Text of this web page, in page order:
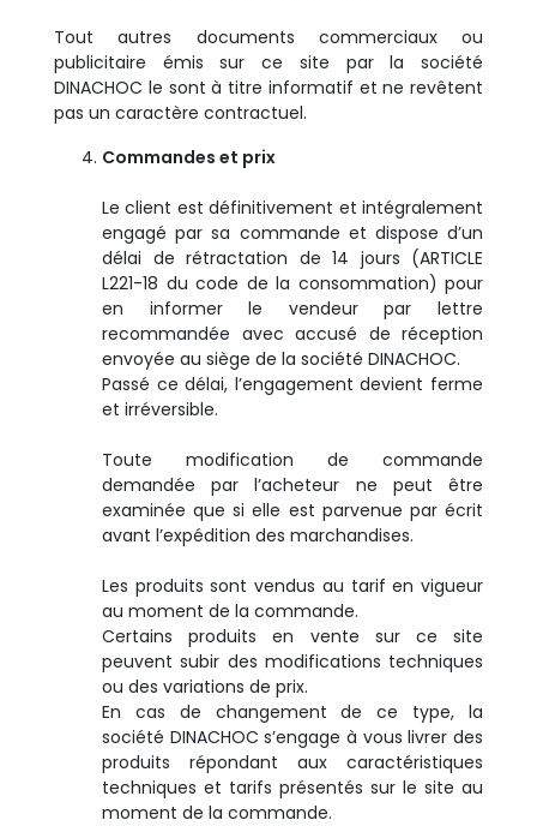
Tout autres documents commerciaux ou
publicitaire émis sur ce site par la société
DINACHOC le sont à titre informatif et ne revêtent
pas un caractère contractuel.
Commandes et prix
Le client est définitivement et intégralement
engagé par sa commande et dispose d’un
délai de rétractation de 14 jours (ARTICLE
L221-18 du code de la consommation) pour
en informer le vendeur par lettre
recommandée avec accusé de réception
envoyée au siège de la société DINACHOC.
Passé ce délai, l’engagement devient ferme
et irréversible.
Toute modification de commande
demandée par l’acheteur ne peut être
examinée que si elle est parvenue par écrit
avant l’expédition des marchandises.
Les produits sont vendus au tarif en vigueur
au moment de la commande.
Certains produits en vente sur ce site
peuvent subir des modifications techniques
ou des variations de prix.
En cas de changement de ce type, la
société DINACHOC s’engage à vous livrer des
produits répondant aux caractéristiques
techniques et tarifs présentés sur le site au
moment de la commande.